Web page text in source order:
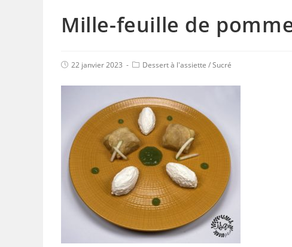
Mille-feuille de
22 janvier 2023 Dessert à l'assiette /Sucré